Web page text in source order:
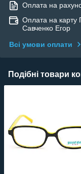
Оплата на
Оплата на карту
Савченко Егор
Всі умови оплати
Подібні товари